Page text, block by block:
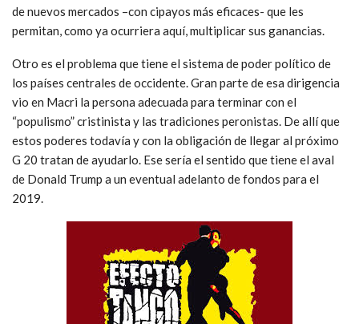
de nuevos mercados –con cipayos más eficaces- que les
permitan, como ya ocurriera aquí, multiplicar sus ganancias.
Otro es el problema que tiene el sistema de poder político de
los países centrales de occidente. Gran parte de esa dirigencia
vio en Macri la persona adecuada para terminar con el
“populismo” cristinista y las tradiciones peronistas. De allí que
estos poderes todavía y con la obligación de llegar al próximo
G 20 tratan de ayudarlo. Ese sería el sentido que tiene el aval
de Donald Trump a un eventual adelanto de fondos para el
2019.